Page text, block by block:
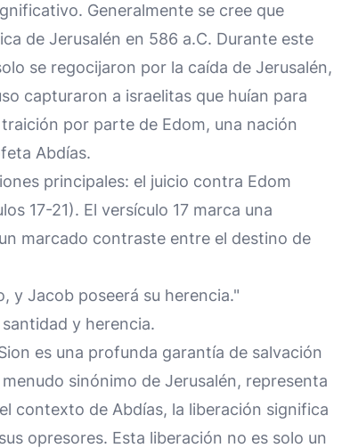
Generalmente se cree que
de Jerusalén en 586 a.C. Durante este
se regocijaron por la caída de Jerusalén,
capturaron a israelitas que huían para
por parte de Edom, una nación
Abdías.
principales: el juicio contra Edom
17-21). El versículo 17 marca una
marcado contraste entre el destino de
y Jacob poseerá su herencia."
y herencia.
es una profunda garantía de salvación
sinónimo de Jerusalén, representa
contexto de Abdías, la liberación significa
opresores. Esta liberación no es solo un